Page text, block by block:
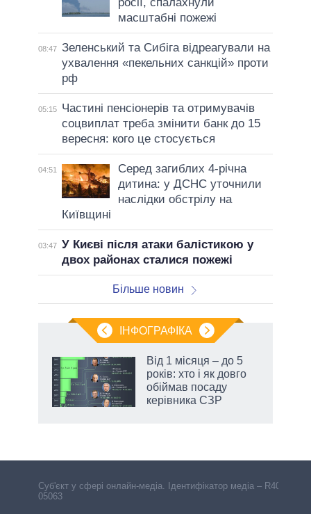
росії, спалахнули
масштабні пожежі
08:47 Зеленський та Сибіга відреагували на
ухвалення «пекельних санкцій» проти
рф
05:15
Частині пенсіонерів та отримувачів
соцвиплат треба змінити банк до 15
вересня: кого це стосується
04:51
Серед загиблих 4-річна
дитина: у ДСНС уточнили
наслідки обстрілу на
Київщині
03:47 У Києві після атаки балістикою у
двох районах сталися пожежі
Більше новин
ІНФОГРАФІКА
Від 1 місяця – до 5
років: хто і як довго
обіймав посаду
керівника СЗР
Cуб'єкт у сфері онлайн-медіа. Ідентифікатор медіа – R40-
05063